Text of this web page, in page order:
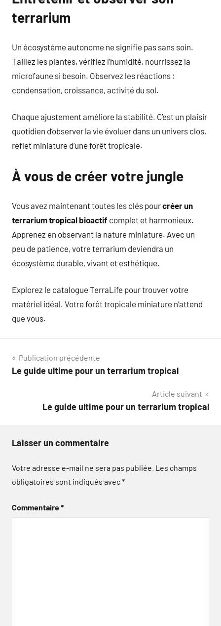
terrarium
Un écosystème autonome ne signifie pas sans soin.
Taillez les plantes, vérifiez l’humidité, nourrissez la
microfaune si besoin. Observez les réactions :
condensation, croissance, activité du sol.
Chaque ajustement améliore la stabilité. C’est un plaisir
quotidien d’observer la vie évoluer dans un univers clos,
reflet miniature d’une forêt tropicale.
À vous de créer votre jungle
Vous avez maintenant toutes les clés pourcréer un
terrarium tropical bioactif complet et harmonieux.
Apprenez en observant la nature miniature. Avec un
peu de patience, votre terrarium deviendra un
écosystème durable, vivant et esthétique.
Explorez le catalogue TerraLife pour trouver votre
matériel idéal. Votre forêt tropicale miniature n’attend
que vous.
Navigation
de
Publication précédente
Le guide ultime pour un terrarium tropical
Article suivant
Le guide ultime pour un terrarium tropical
Laisser un commentaire
Votre adresse e-mail ne sera pas publiée. Les champs
obligatoires sont indiqués avec*
Commentaire*